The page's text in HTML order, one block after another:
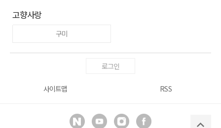
고향사랑
구미
로그인
사이트맵 RSS